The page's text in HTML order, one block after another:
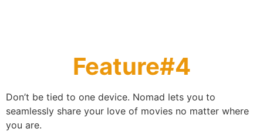
Feature#4
Don’t be tied to one device. Nomad lets you to
seamlessly share your love of movies no matter where
you are.